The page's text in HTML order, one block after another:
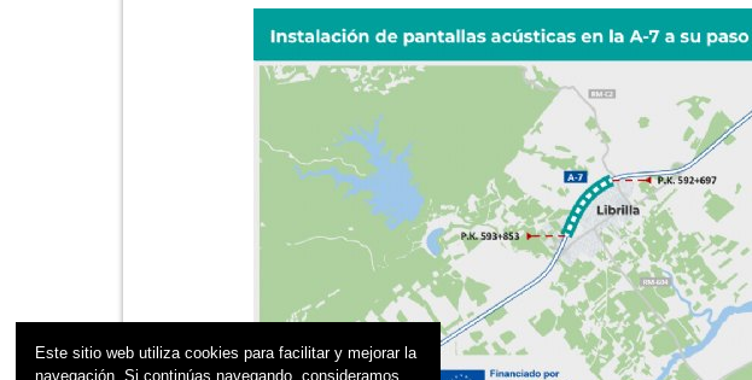
Este sitio web utiliza cookies para facilitar y mejorar la
navegación. Si continúas navegando, consideramos